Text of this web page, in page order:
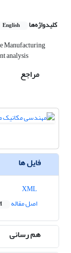
کلیدواژه‌ها English
Manufacturing
analysis
مراجع
فایل ها
اصل مقاله
هم رسانی